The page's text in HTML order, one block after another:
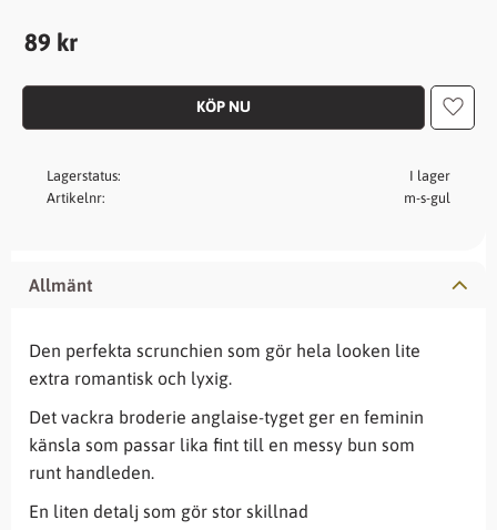
89 kr
Lägg
Lagerstatus
I lager
Artikelnr
m-s-gul
Allmänt
Den perfekta scrunchien som gör hela looken lite
extra romantisk och lyxig.
Det vackra broderie anglaise-tyget ger en feminin
känsla som passar lika fint till en messy bun som
runt handleden.
En liten detalj som gör stor skillnad